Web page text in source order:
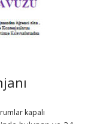
kapalı